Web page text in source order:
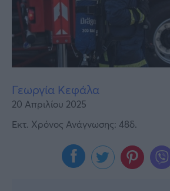
Γεωργία Κεφάλα
20 Απριλίου 2025
Εκτ. Χρόνος Ανάγνωσης: 48δ.